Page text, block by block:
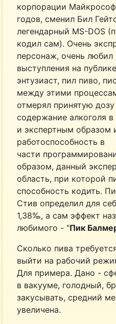
корпорации
годов, сменил Бил
легендарный MS-DOS
кодил сам). Очень
персонаж, очень любил
выступления на
энтузиаст, пил пиво,
между этими
отмерял принятую
содержание алкоголя
и экспертным образом
работоспособность в
части
образом, данный
область, при которой
способность кодить.
Стив определил для
1,38‰, а сам эффект
любимого - "Пик
Сколько пива
выйти на рабочий
Для примера. Дано -
в вакууме, голодный,
закусывать, средний
увеличена.